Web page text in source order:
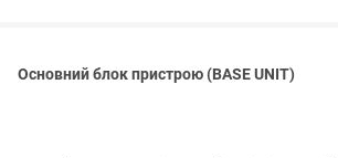
Основний блок пристрою (BASE UNIT)